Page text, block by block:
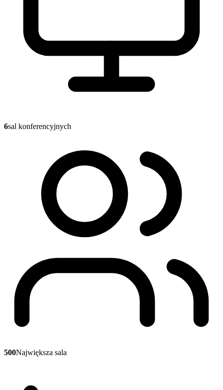
6sal konferencyjnych
500Największa sala